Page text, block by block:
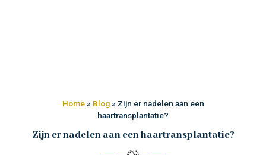
Home» Blog» Zijn er nadelen aan een
haartransplantatie?
Zijn er nadelen aan een haartransplantatie?